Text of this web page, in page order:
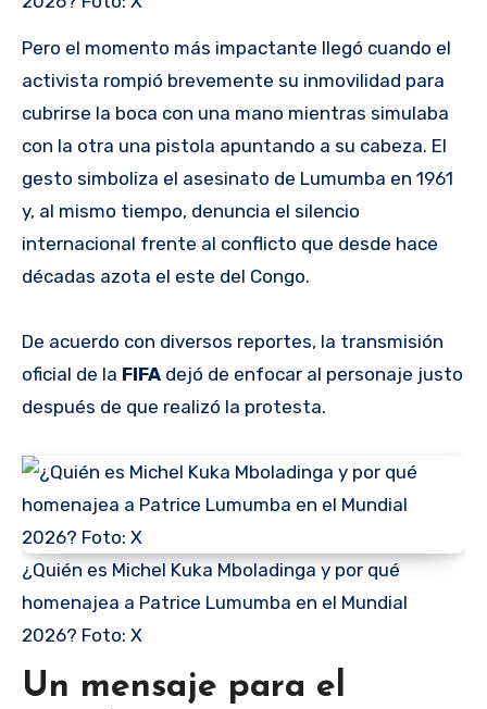
Pero el momento más impactante llegó cuando el
activista rompió brevemente su inmovilidad para
cubrirse la boca con una mano mientras simulaba
con la otra una pistola apuntando a su cabeza. El
gesto simboliza el asesinato de Lumumba en 1961
y, al mismo tiempo, denuncia el silencio
internacional frente al conflicto que desde hace
décadas azota el este del Congo.
De acuerdo con diversos reportes, la transmisión
oficial de la FIFA dejó de enfocar al personaje justo
después de que realizó la protesta.
¿Quién es Michel Kuka Mboladinga y por qué
homenajea a Patrice Lumumba en el Mundial
2026? Foto: X
Un mensaje para el